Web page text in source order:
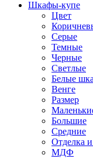
Шкафы-купе
Цвет
Серые
Темные
Черные
Светлые
Белые
Венге
Размер
Большие
Средние
Отделка
МДФ